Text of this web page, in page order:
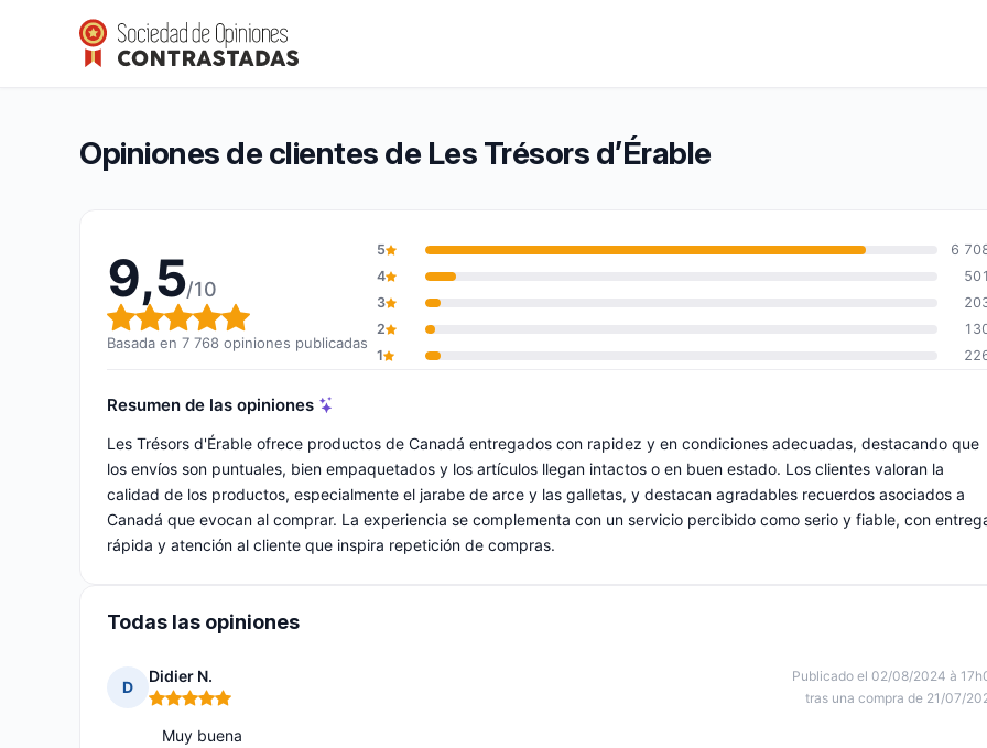
Les Trésors d’Érable
Calificación global: 9,5 de 10
9,5/10(7 768 opiniones)
Opiniones de clientes de Les Trésors d’Érable
9,5/10
Calificación global: 9,5 de 10
Basada en 7 768 opiniones publicadas
5
6
4
501
3
2
1
Resumen de las opiniones
Les Trésors d'Érable ofrece productos de Canadá entregados con rapidez y en condiciones adecuadas, destacando que
los envíos son puntuales, bien empaquetados y los artículos llegan intactos o en buen estado. Los clientes valoran la
calidad de los productos, especialmente el jarabe de arce y las galletas, y destacan agradables recuerdos asociados a
Canadá que evocan al comprar. La experiencia se complementa con un servicio percibido como serio y fiable, con
rápida y atención al cliente que inspira repetición de compras.
Todas las opiniones
D
Didier N.
Nota: 5 de 5
Publicado el 02/08/2024 à
tras una compra de 21/07/
Muy buena